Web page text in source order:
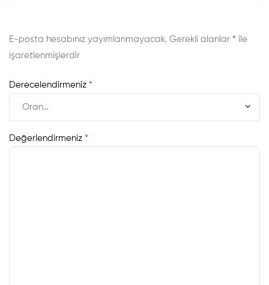
E-posta hesabınız yayımlanmayacak. Gerekli alanlar * ile
işaretlenmişlerdir
Derecelendirmeniz *
Değerlendirmeniz *